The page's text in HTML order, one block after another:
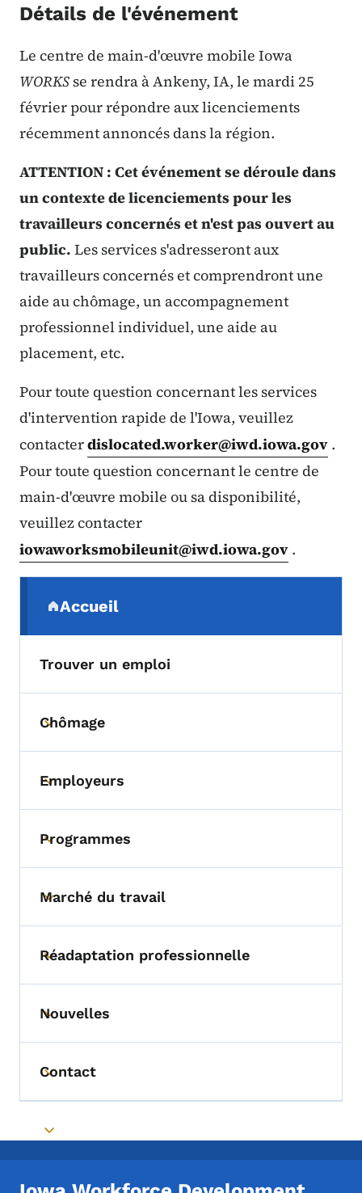
Détails de l'événement
Le centre de main-d'œuvre mobile Iowa
WORKS se rendra à Ankeny, IA, le mardi 25
février pour répondre aux licenciements
récemment annoncés dans la région.
ATTENTION : Cet événement se déroule dans
un contexte de licenciements pour les
travailleurs concernés et n'est pas ouvert au
public. Les services s'adresseront aux
travailleurs concernés et comprendront une
aide au chômage, un accompagnement
professionnel individuel, une aide au
placement, etc.
Pour toute question concernant les services
d'intervention rapide de l'Iowa, veuillez
contacterdislocated.worker@iwd.iowa.gov .
Pour toute question concernant le centre de
main-d'œuvre mobile ou sa disponibilité,
veuillez contacter
iowaworksmobileunit@iwd.iowa.gov .
Accueil
(parent section)
Trouver un emploi
Toggle submenu
Chômage
Toggle submenu
Employeurs
Toggle submenu
Programmes
Toggle submenu
Marché du travail
Toggle submenu
Réadaptation professionnelle
Toggle submenu
Nouvelles
Toggle submenu
Contact
Toggle submenu